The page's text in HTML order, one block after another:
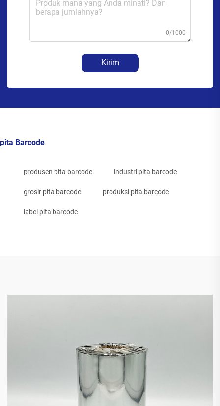
0/1000
Kirim
pita Barcode
produsen pita barcode industri pita barcode
grosir pita barcode produksi pita barcode
label pita barcode